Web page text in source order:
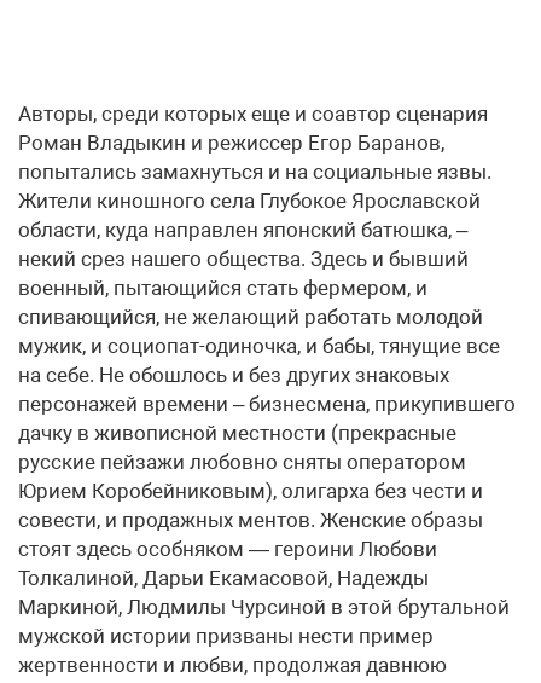
Авторы, среди которых еще и соавтор сценария
Роман Владыкин и режиссер Егор Баранов,
попытались замахнуться и на социальные язвы.
Жители киношного села Глубокое Ярославской
области, куда направлен японский батюшка, –
некий срез нашего общества. Здесь и бывший
военный, пытающийся стать фермером, и
спивающийся, не желающий работать молодой
мужик, и социопат-одиночка, и бабы, тянущие все
на себе. Не обошлось и без других знаковых
персонажей времени – бизнесмена, прикупившего
дачку в живописной местности (прекрасные
русские пейзажи любовно сняты оператором
Юрием Коробейниковым), олигарха без чести и
совести, и продажных ментов. Женские образы
стоят здесь особняком — героини Любови
Толкалиной, Дарьи Екамасовой, Надежды
Маркиной, Людмилы Чурсиной в этой брутальной
мужской истории призваны нести пример
жертвенности и любви, продолжая давнюю